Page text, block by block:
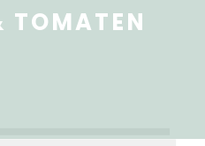
TOMATEN